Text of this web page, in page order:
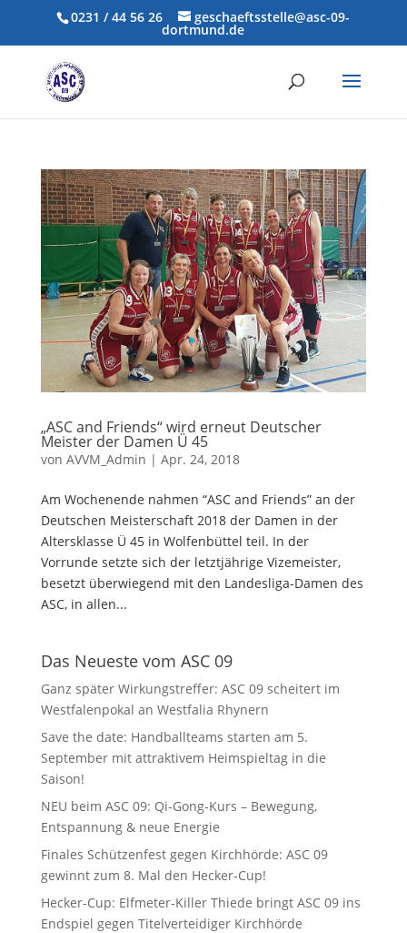
0231 / 44 56 26 geschaeftsstelle@asc-09-
dortmund.de
„ASC and Friends“ wird erneut Deutscher
Meister der Damen Ü 45
von AVVM_Admin | Apr. 24, 2018
Am Wochenende nahmen “ASC and Friends” an der
Deutschen Meisterschaft 2018 der Damen in der
Altersklasse Ü 45 in Wolfenbüttel teil. In der
Vorrunde setzte sich der letztjährige Vizemeister,
besetzt überwiegend mit den Landesliga-Damen des
ASC, in allen...
Das Neueste vom ASC 09
Ganz später Wirkungstreffer: ASC 09 scheitert im
Westfalenpokal an Westfalia Rhynern
Save the date: Handballteams starten am 5.
September mit attraktivem Heimspieltag in die
Saison!
NEU beim ASC 09: Qi-Gong-Kurs – Bewegung,
Entspannung & neue Energie
Finales Schützenfest gegen Kirchhörde: ASC 09
gewinnt zum 8. Mal den Hecker-Cup!
Hecker-Cup: Elfmeter-Killer Thiede bringt ASC 09 ins
Endspiel gegen Titelverteidiger Kirchhörde